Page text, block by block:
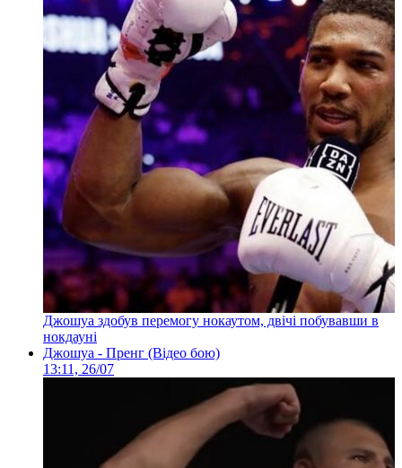
Джошуа здобув перемогу нокаутом, двічі побувавши в
нокдауні
Джошуа - Пренг (Відео бою)
13:11, 26/07